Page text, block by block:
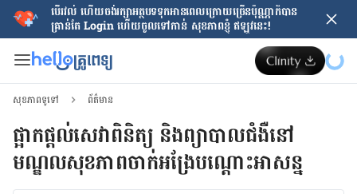
បើរវល់ ហើយចង់​រក្សាអត្ថបទទុកអានពេលក្រោយ​ច្រើនប៉ុណ្ណាក៏បាន
គ្រាន់តែ​ Login ហើយចូលទៅកាន់ សុខភាពខ្ញុំ ឥឡូវនេះ!
សុខភាពទូទៅ ព័ត៌មាន
ផ្អាកផ្តល់សេវាពិនិត្យ និងព្យាបាលជំងឺនៅ
មណ្ឌលសុខភាពចាក់អង្រែបណ្តោះអាសន្ន